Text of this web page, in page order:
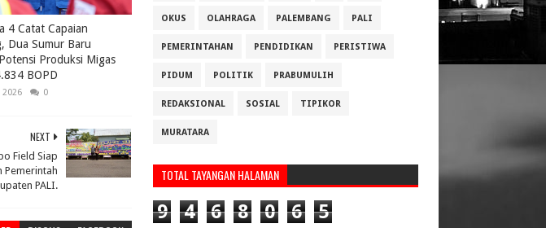
4 Catat Capaian
Dua Sumur Baru
Produksi Migas
BOPD
2026 0
NEXT
Field Siap
Pemerintah
PALI.
OKUS OLAHRAGA PALEMBANG PALI
PEMERINTAHAN PENDIDIKAN PERISTIWA
PIDUM POLITIK PRABUMULIH
REDAKSIONAL SOSIAL TIPIKOR
MURATARA
TOTAL TAYANGAN HALAMAN
9 4 6 8 0 6 5